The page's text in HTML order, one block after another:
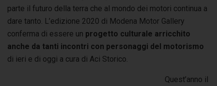
parte il futuro della terra che al mondo dei motori continua a
dare tanto. L’edizione 2020 di Modena Motor Gallery
conferma di essere un progetto culturale arricchito
anche da tanti incontri con personaggi del motorismo
di ieri e di oggi a cura di Aci Storico.
Quest’anno il